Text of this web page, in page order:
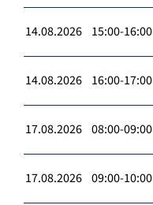
14.08.2026 15:00-16:00
14.08.2026 16:00-17:00
17.08.2026 08:00-09:00
17.08.2026 09:00-10:00